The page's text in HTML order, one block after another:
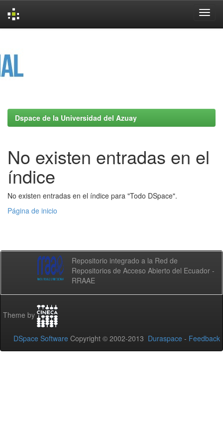
Dspace de la Universidad del Azuay
No existen entradas en el
índice
No existen entradas en el índice para "Todo DSpace".
Página de inicio
Repositorio integrado a la Red de
Repositorios de Acceso Abierto del Ecuador -
RRAAE
Theme by
DSpace Software Copyright © 2002-2013 Duraspace - Feedback